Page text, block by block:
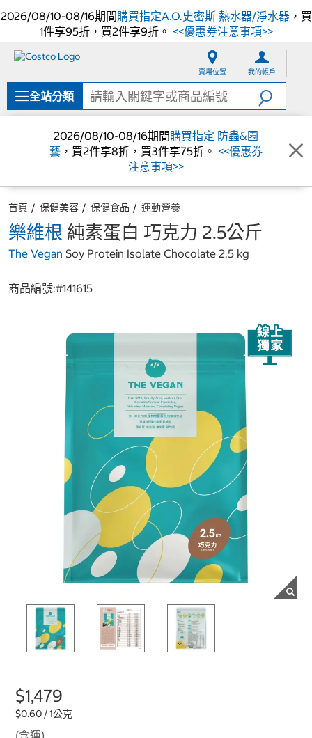
2026/08/10-08/16期間購買指定A.O.史密斯 熱水器/淨水器，買
1件享95折，買2件享9折。 <<優惠券注意事項>>
單
賣場位置 我的帳戶
全站分類
2026/08/10-08/16期間購買指定 防蟲&園
藝 ，買2件享8折，買3件享75折。 <<優惠券
注意事項>>
首頁 保健美容 保健食品 運動營養
樂維根 純素蛋白 巧克力 2.5公斤
The Vegan Soy Protein Isolate Chocolate 2.5 kg
商品編號:#141615
$1,479
$0.60 / 1公克